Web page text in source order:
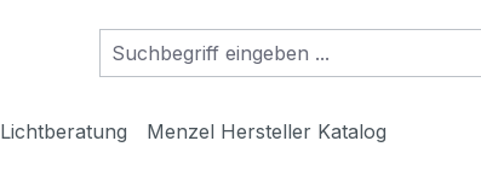
Lichtberatung Menzel Hersteller Katalog